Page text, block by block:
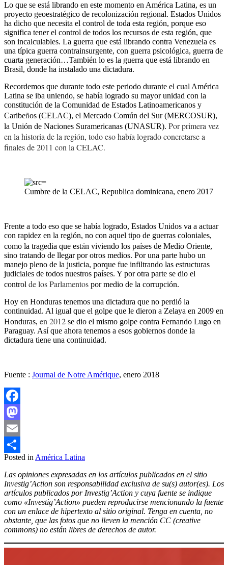
Lo que se está librando en este momento en América Latina, es un
proyecto geoestratégico de recolonización regional. Estados Unidos
ha dicho que necesita el control de toda esta región, porque eso
significa tener el control de todos los recursos de esta región, que
son incalculables. La guerra que está librando contra Venezuela es
una típica guerra contrainsurgente, con guerra psicológica, guerra de
cuarta generación…También lo es la guerra que está librando en
Brasil, donde ha instalado una dictadura.
Recordemos que durante todo este periodo durante el cual América
Latina se iba uniendo, se había logrado su mayor unidad con la
constitución de la Comunidad de Estados Latinoamericanos y
Caribeños (CELAC), el Mercado Común del Sur (MERCOSUR),
la Unión de Naciones Suramericanas (UNASUR). Por primera vez
en la historia de la región, todo eso había logrado concretarse a
finales de 2011 con la CELAC.
Cumbre de la CELAC, Republica dominicana, enero 2017
Frente a todo eso que se había logrado, Estados Unidos va a actuar
con rapidez en la región, no con aquel tipo de guerras coloniales,
como la tragedia que están viviendo los países de Medio Oriente,
sino tratando de llegar por otros medios. Por una parte hubo un
manejo pleno de la justicia, porque fue infiltrando las estructuras
judiciales de todos nuestros países. Y por otra parte se dio el
control de los Parlamentos por medio de la corrupción.
Hoy en Honduras tenemos una dictadura que no perdió la
continuidad. Al igual que el golpe que le dieron a Zelaya en 2009 en
Honduras, en 2012 se dio el mismo golpe contra Fernando Lugo en
Paraguay. Así que ahora tenemos a esos gobiernos donde la
dictadura tiene una continuidad.
Fuente : Journal de Notre Amérique, enero 2018
Facebook
Mastodon
Email
Compartir
Posted in América Latina
Las opiniones expresadas en los artículos publicados en el sitio
Investig’Action son responsabilidad exclusiva de su(s) autor(es). Los
artículos publicados por Investig’Action y cuya fuente se indique
como «Investig’Action» pueden reproducirse mencionando la fuente
con un enlace de hipertexto al sitio original. Tenga en cuenta, no
obstante, que las fotos que no lleven la mención CC (creative
commons) no están libres de derechos de autor.